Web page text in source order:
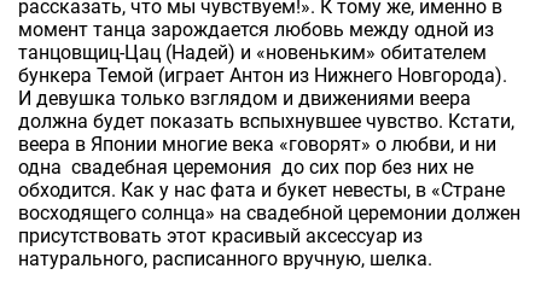
рассказать, что мы чувствуем!». К тому же, именно в
момент танца зарождается любовь между одной из
танцовщиц-Цац (Надей) и «новеньким» обитателем
бункера Темой (играет Антон из Нижнего Новгорода).
И девушка только взглядом и движениями веера
должна будет показать вспыхнувшее чувство. Кстати,
веера в Японии многие века «говорят» о любви, и ни
одна свадебная церемония до сих пор без них не
обходится. Как у нас фата и букет невесты, в «Стране
восходящего солнца» на свадебной церемонии должен
присутствовать этот красивый аксессуар из
натурального, расписанного вручную, шелка.